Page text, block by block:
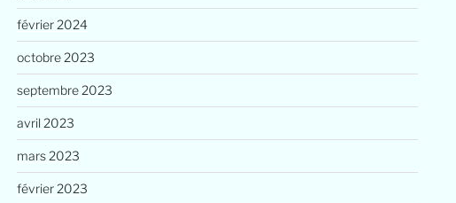
février 2024
octobre 2023
septembre 2023
avril 2023
mars 2023
février 2023